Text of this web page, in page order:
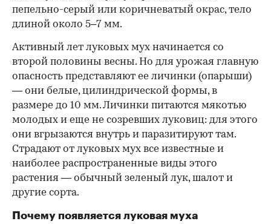
00:00
пепельно-серый или коричневатый окрас, тело
длиной около 5–7 мм.
Активный лет луковых мух начинается со
второй половины весны. Но для урожая главную
опасность представляют ее личинки (опарыши)
— они белые, цилиндрической формы, в
размере до 10 мм. Личинки питаются мякотью
молодых и еще не созревших луковиц: для этого
они вгрызаются внутрь и паразитируют там.
Страдают от луковых мух все известные и
наиболее распространенные виды этого
растения — обычный зеленый лук, шалот и
другие сорта.
Почему появляется луковая муха